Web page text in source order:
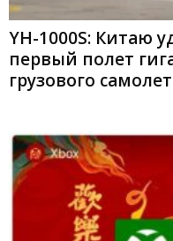
YH-1000S: Китаю
первый полет
грузового